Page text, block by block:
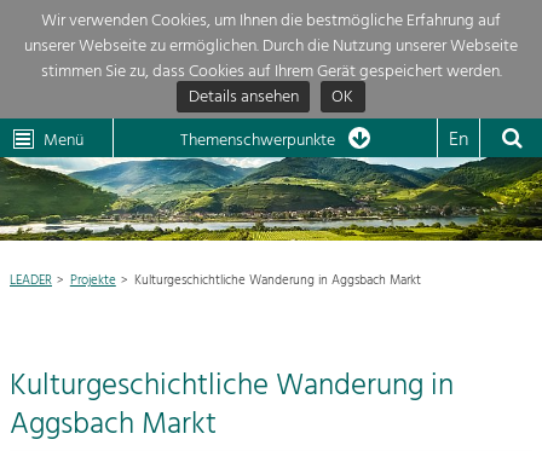
Wir verwenden Cookies, um Ihnen die bestmögliche Erfahrung auf
unserer Webseite zu ermöglichen. Durch die Nutzung unserer Webseite
stimmen Sie zu, dass Cookies auf Ihrem Gerät gespeichert werden.
Details ansehen
OK
Dunkelsteinerwald Klima
Menü Themenschwerpunkte En
Aktuelles 
Region 
Projekte
Mein Projekt
Themenübersicht
Die Regionalentwicklung in unserer Region ist sehr vielfältig. Deshalb
geben wir hier eine Übersicht über unsere Themenschwerpunkte. Für
mehr Informationen einfach das Thema anklicken und schon werden alle
Projekte in diesem Kontext angezeigt.
Natur- &
Baukultur
Ortsbild, Baukultur und nachhaltiges
Siedlungswesen.
LEADER Projekte Kulturgeschichtliche Wanderung in Aggsbach Markt
Kulturgeschichtliche Wanderung in
Aggsbach Markt